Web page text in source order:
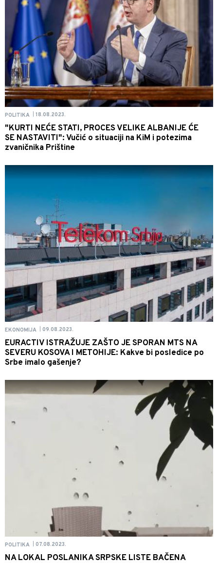
POLITIKA 18.08.2023.
"KURTI NEĆE STATI, PROCES VELIKE ALBANIJE ĆE
SE NASTAVITI": Vučić o situaciji na KiM i potezima
zvaničnika Prištine
EKONOMIJA 09.08.2023.
EURACTIV ISTRAŽUJE ZAŠTO JE SPORAN MTS NA
SEVERU KOSOVA I METOHIJE: Kakve bi posledice po
Srbe imalo gašenje?
POLITIKA 07.08.2023.
NA LOKAL POSLANIKA SRPSKE LISTE BAČENA